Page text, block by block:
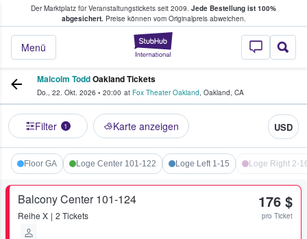
Der Marktplatz für Veranstaltungstickets seit 2009. Jede Bestellung ist 100%
abgesichert.Preise können vom Originalpreis abweichen.
StubHub - Wo
Menü
Tickets kaufen & verkaufen
Malcolm ToddOakland Tickets
Do., 22. Okt. 2026 • 20:00 at Fox Theater Oakland, Oakland, CA
Filter 1 Karte anzeigen USD
Floor GA Loge Center 101-122 Loge Left 1-15 Loge Right 2-
Balcony Center 101-124
Reihe X 2 Tickets
176 $
pro Ticket